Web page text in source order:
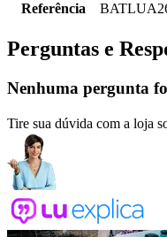
Referência
Perguntas e
Nenhuma pergunta
Tire sua dúvida com a loja